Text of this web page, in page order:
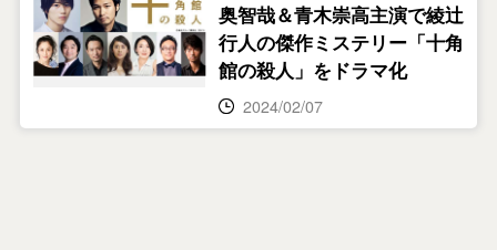
奥智哉＆青木崇高主演で綾辻
行人の傑作ミステリー「十角
館の殺人」をドラマ化
2024/02/07